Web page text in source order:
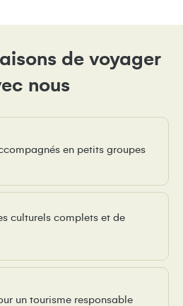
de voyager
nous
en petits groupes
culturels complets et de
un tourisme responsable